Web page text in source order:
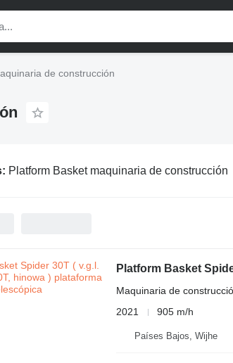
de construcción
Platform Basket maquinaria de construcción
Platform Basket
Maquinaria de
2021
905 m/h
Países Bajos, Wijhe